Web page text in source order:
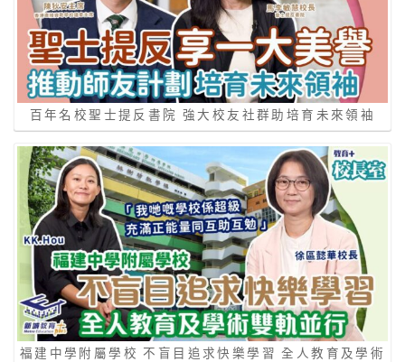
百年名校聖士提反書院 強大校友社群助培育未來領袖
福建中學附屬學校 不盲目追求快樂學習 全人教育及學術